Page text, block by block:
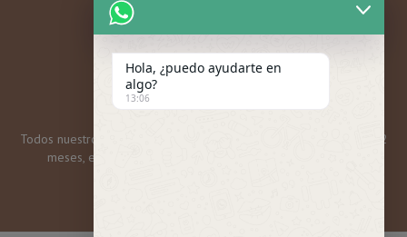
Mi cuenta
Todos nuestros bonos y tarjetas regalo tienen una caducidad de 12
meses, excepto las promos mensuales, que son 6 meses.
Hola, ¿puedo ayudarte en
algo?
13:06